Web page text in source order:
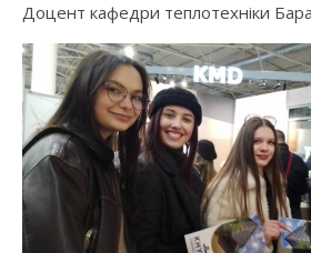
Доцент кафедри теплотехніки